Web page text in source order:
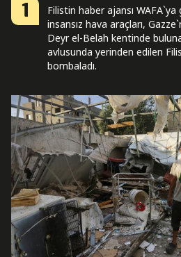
1
Filistin haber ajansı
insansız hava araçları,
Deyr el-Belah kentinde
avlusunda yerinden edilen
bombaladı.